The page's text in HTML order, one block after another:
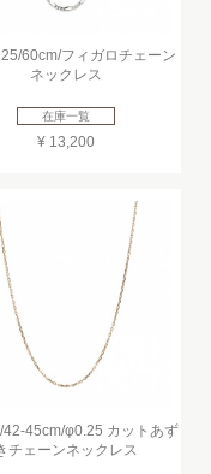
60cm/フィガロチェーン
ネックレス
在庫一覧
¥ 13,200
42-45cm/φ0.25 カットあず
チェーンネックレス